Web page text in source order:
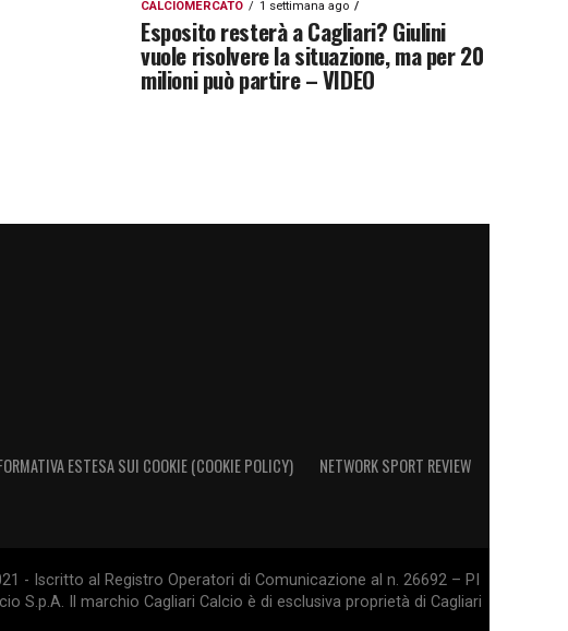
CALCIOMERCATO 1 settimana ago
Esposito resterà a Cagliari? Giulini
vuole risolvere la situazione, ma per 20
milioni può partire – VIDEO
ESTESA SUI COOKIE (COOKIE POLICY) NETWORK SPORT REVIEW
- Iscritto al Registro Operatori di Comunicazione al n. 26692 – PI
S.p.A. Il marchio Cagliari Calcio è di esclusiva proprietà di Cagliari